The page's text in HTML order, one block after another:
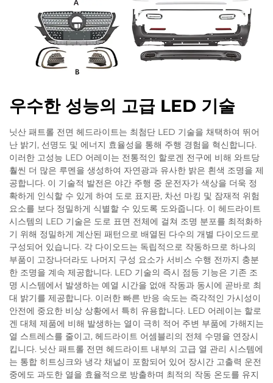
우수한 성능의 고급 LED 기술
닛산 패트롤 전면 헤드라이트는 최첨단 LED 기술을 채택하여 뛰어
난 밝기, 선명도 및 에너지 효율성을 통해 주행 경험을 혁신합니다.
이러한 고성능 LED 어레이는 전통적인 할로겐 전구에 비해 와트당
훨씬 더 많은 루멘을 생성하여 자연광과 유사한 밝은 흰색 조명을 제
공합니다. 이 기술적 발전은 야간 주행 중 운전자가 색상을 더욱 정
확하게 인식할 수 있게 하여 도로 표지판, 차선 마킹 및 잠재적 위험
요소를 보다 정밀하게 식별할 수 있도록 도와줍니다. 이 헤드라이트
시스템의 LED 기술은 도로 표면 전체에 걸쳐 조명 분포를 최적화하
기 위해 정밀하게 계산된 패턴으로 배열된 다수의 개별 다이오드로
구성되어 있습니다. 각 다이오드는 독립적으로 작동하므로 하나의
부품이 고장나더라도 나머지 구성 요소가 서비스 수행 전까지 충분
한 조명을 계속 제공합니다. LED 기술의 즉시 점등 기능은 기존 조
명 시스템에서 발생하는 예열 시간을 없애 작동과 동시에 곧바로 최
대 밝기를 제공합니다. 이러한 빠른 반응 속도는 즉각적인 가시성이
안전에 중요한 비상 상황에서 특히 유용합니다. LED 어레이는 할로
겐 대체 제품에 비해 발생하는 열이 극히 적어 주변 부품에 가해지는
열 스트레스를 줄이고, 헤드라이트 어셈블리의 전체 수명을 연장시
킵니다. 닛산 패트롤 전면 헤드라이트 내부의 고급 열 관리 시스템에
는 통합 히트싱크와 냉각 채널이 포함되어 있어 장시간 고출력 운전
중에도 과도한 열을 효율적으로 방출하며 최적의 작동 온도를 유지